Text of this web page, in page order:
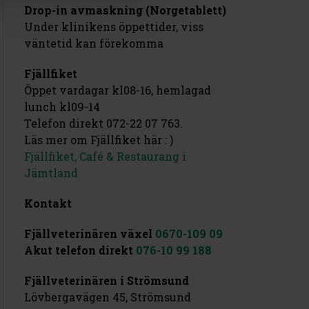
Drop-in avmaskning (Norgetablett)
Under klinikens öppettider, viss
väntetid kan förekomma
Fjällfiket
Öppet vardagar kl08-16, hemlagad
lunch kl09-14
Telefon direkt 072-22 07 763.
Läs mer om Fjällfiket här : )
Fjällfiket, Café & Restaurang i
Jämtland
Kontakt
Fjällveterinären växel 0670-109 09
Akut telefon direkt 076-10 99 188
Fjällveterinären i Strömsund
Lövbergavägen 45, Strömsund